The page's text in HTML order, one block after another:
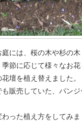
庭には、桜の木や杉の
節に応じて様々なお
壇を植え替えました。
販売していた、パン
った植え方をしてみ